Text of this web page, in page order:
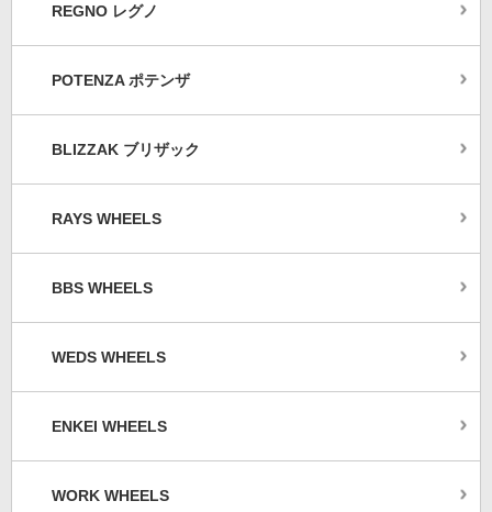
REGNO レグノ
POTENZA ポテンザ
BLIZZAK ブリザック
RAYS WHEELS
BBS WHEELS
WEDS WHEELS
ENKEI WHEELS
WORK WHEELS